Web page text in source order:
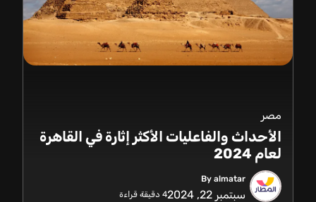
مصر
الأحداث والفاعليات الأكثر إثارة في القاهرة
لعام 2024
By almatar
سبتمبر 22, 2024 4 دقيقة قراءة